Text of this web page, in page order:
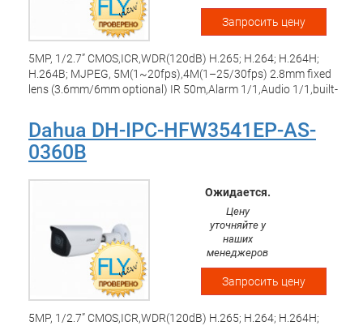
5MP, 1/2.7” CMOS,ICR,WDR(120dB) H.265; H.264; H.264H;
H.264B; MJPEG, 5M(1~20fps),4M(1–25/30fps) 2.8mm fixed
lens (3.6mm/6mm optional) IR 50m,Alarm 1/1,Audio 1/1,built-
Запросить цену
Dahua DH-IPC-HFW3541EP-AS-
0360B
5MP, 1/2.7” CMOS,ICR,WDR(120dB) H.265; H.264; H.264H;
Ожидается.
Цену
уточняйте у
наших
менеджеров
Запросить цену